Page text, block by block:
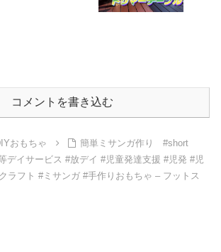
コメントを書き込む
おもちゃ
簡単ミサンガ作り #short
デイサービス #放デイ #児童発達支援 #児発 #児
ラフト #ミサンガ #手作りおもちゃ – フットス